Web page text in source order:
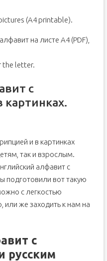
(A4 printable).
на листе А4 (PDF),
the letter.
с
картинках.
и в картинках
так и взрослым.
алфавит с
подготовили вот такую
с легкостью
или же заходить к нам на
с
русским